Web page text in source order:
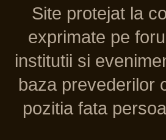
Site protejat la
exprimate pe
institutii si
baza prevederilor
pozitia fata